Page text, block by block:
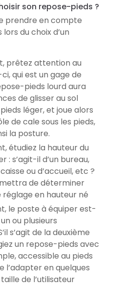
son repose-pieds ?
prendre en compte
du choix d’un
prêtez attention au
qui est un gage de
pieds lourd aura
de glisser au sol
léger, et joue alors
de cale sous les pieds,
la posture.
étudiez la hauteur du
: s’agit-il d’un bureau,
ou d’accueil, etc ?
de déterminer
réglage en hauteur né
le poste à équiper est-
ou plusieurs
s’agit de la deuxième
un repose-pieds avec
accessible au pieds
en quelques
de l’utilisateur